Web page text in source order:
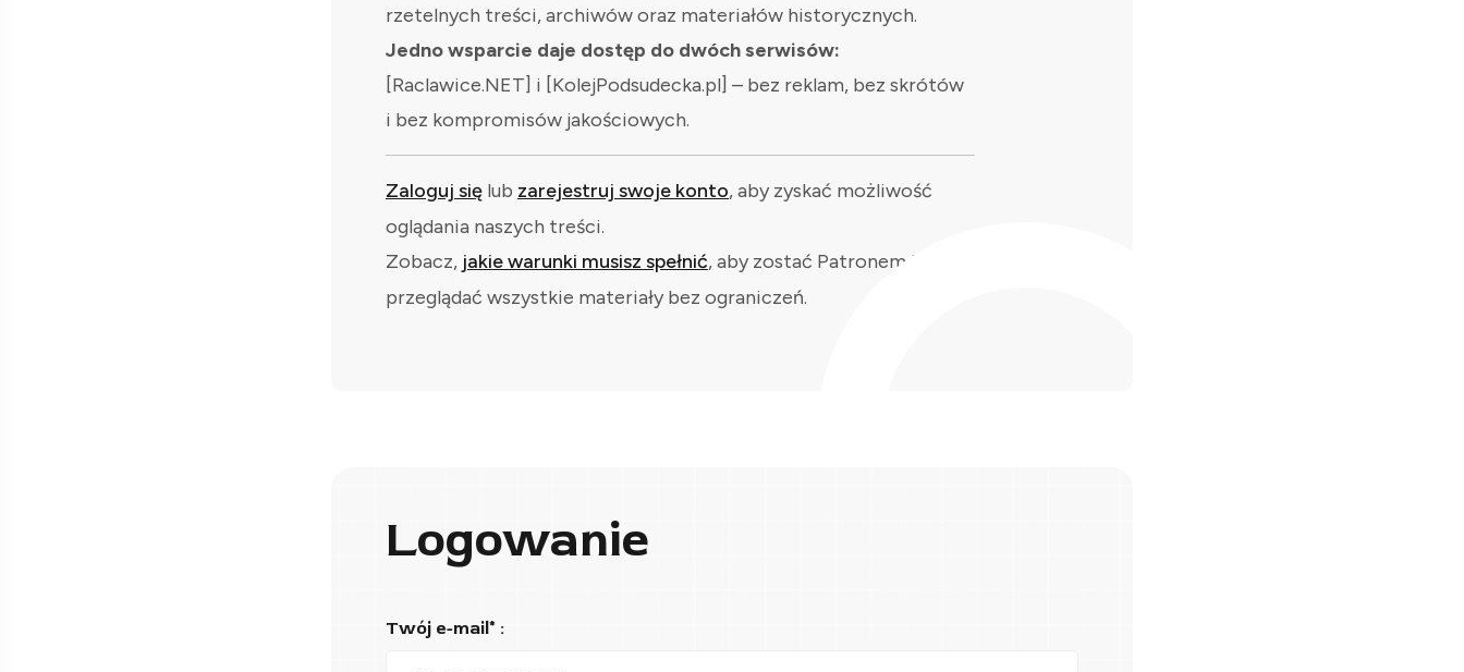
rzetelnych treści, archiwów oraz materiałów historycznych.
Jedno wsparcie daje dostęp do dwóch serwisów:
[Raclawice.NET] i [KolejPodsudecka.pl] – bez reklam, bez skrótów
i bez kompromisów jakościowych.
Zaloguj się lub zarejestruj swoje konto, aby zyskać możliwość
oglądania naszych treści.
Zobacz, jakie warunki musisz spełnić, aby zostać Patronem i
przeglądać wszystkie materiały bez ograniczeń.
Logowanie
Twój e-mail* :